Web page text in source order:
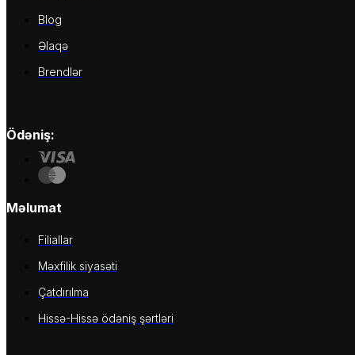
Blog
Əlaqə
Brendlər
Ödəniş:
Məlumat
Filiallar
Məxfilik siyasəti
Çatdırılma
Hissə-Hissə ödəniş şərtləri